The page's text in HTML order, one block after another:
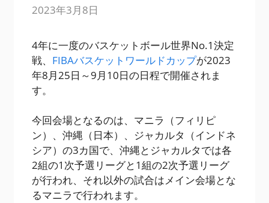
2023年3月8日
4年に一度のバスケットボール世界No.1決定
戦、 FIBAバスケットワールドカップが2023
年8月25日～9月10日の日程で開催されま
す。
今回会場となるのは、マニラ（フィリピ
ン）、沖縄（日本）、ジャカルタ（インドネ
シア）の3カ国で、沖縄とジャカルタでは各
2組の1次予選リーグと1組の2次予選リーグ
が行われ、それ以外の試合はメイン会場とな
るマニラで行われます。